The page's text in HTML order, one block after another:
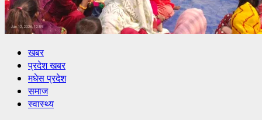
खबर
प्रदेश खबर
मधेस प्रदेश
समाज
स्वास्थ्य